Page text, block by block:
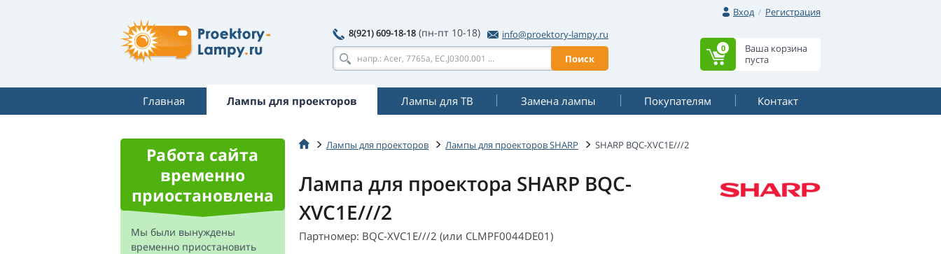
Вход
Регистрация
8(921) 609-18-18 (пн-пт 10-18)
info@proektory-lampy.ru
Поиск
Ваша корзина
пуста
0
Главная Лампы для проекторов Лампы для ТВ Замена лампы Покупателям Контакт
Лампы для проекторов Лампы для проекторов SHARP SHARP BQC-XVC1E///2
Лампа для проектора SHARP BQC-
XVC1E///2
Партномер: BQC-XVC1E///2 (или CLMPF0044DE01)
Работа сайта
временно
приостановлена
Мы были вынуждены
временно приостановить